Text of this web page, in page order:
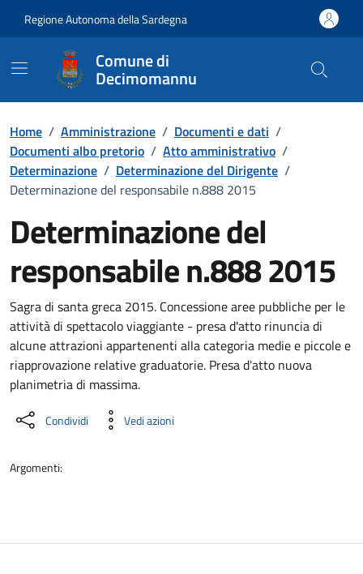
Regione Autonoma della Sardegna
Comune di
Decimomannu
Home / Amministrazione / Documenti e dati /
Documenti albo pretorio / Atto amministrativo /
Determinazione / Determinazione del Dirigente /
Determinazione del responsabile n.888 2015
Determinazione del
responsabile n.888 2015
Dettaglio del documento
Sagra di santa greca 2015. Concessione aree pubbliche per le
attività di spettacolo viaggiante - presa d'atto rinuncia di
alcune attrazioni appartenenti alla categoria medie e piccole e
riapprovazione relative graduatorie. Presa d'atto nuova
planimetria di massima.
Condividi Vedi azioni
Argomenti: